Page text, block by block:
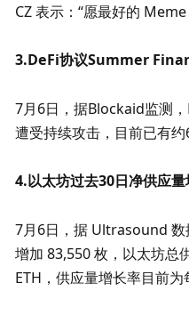
CZ 表示：“愿最好的
3.DeFi协议Summer
7月6日，据Blockaid监测
遭受持续攻击，目前已有约
4.以太坊过去30日净供应
7月6日，据 Ultrasound 数
增加 83,550 枚，以太坊总
ETH，供应量增长率目前为